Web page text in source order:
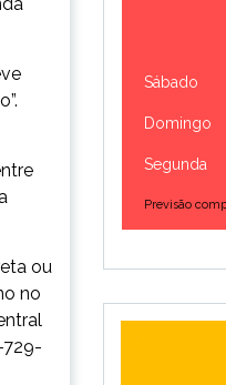
ou
no
Sábado
Domingo
Segunda
Previsão